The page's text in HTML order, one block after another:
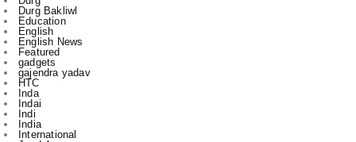
Featured
gadgets
gajendra yadav
HTC
Inda
Indai
Indi
India
International
Jagdalpur
Jashpur
jile
kasdol